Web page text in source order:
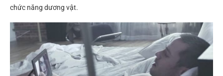
chức năng dương vật.